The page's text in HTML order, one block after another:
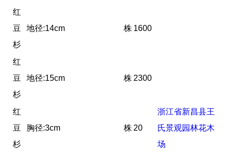
红
豆
杉
地径:14cm 株 1600
红
豆
杉
地径:15cm 株 2300
红
豆
杉
胸径:3cm 株 20
浙江省新昌县王
氏景观园林花木
场